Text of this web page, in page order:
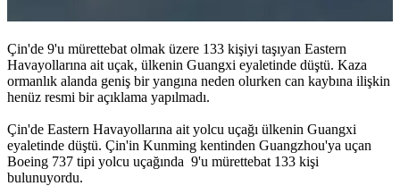
Çin'de 9'u mürettebat olmak üzere 133 kişiyi taşıyan Eastern
Havayollarına ait uçak, ülkenin Guangxi eyaletinde düştü. Kaza
ormanlık alanda geniş bir yangına neden olurken can kaybına ilişkin
henüz resmi bir açıklama yapılmadı.
Çin'de Eastern Havayollarına ait yolcu uçağı ülkenin Guangxi
eyaletinde düştü. Çin'in Kunming kentinden Guangzhou'ya uçan
Boeing 737 tipi yolcu uçağında 9'u mürettebat 133 kişi
bulunuyordu.